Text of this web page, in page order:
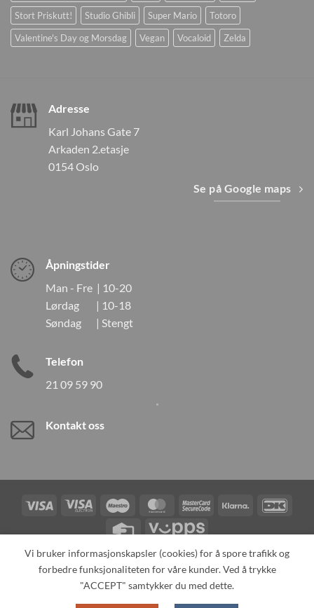
Stort Priskutt!
Studio Ghibli Super Mario
Totoro
Valentine's Day og Morsdag
Vegan Vocaloid Zelda
Adresse
Karl Johans Gate 7
Arkaden 2.etasje
0154 Oslo
Se på Google maps
Åpningstider
Man - Fre | 10-20
Lørdag | 10-18
Søndag | Stengt
Telefon
21 09 59 90
Kontakt oss
Visa
Visa
Electron
Maestro MasterCardMasterCardKlarna
Credit
Vipps
TILBAKEKALLINGER KONTAKT OSS
OM OSS
SPESIALBESTILLING
MIN KONTO ALL PRODUCTS
Copyright 2026 ©Neo Tokyo by Neo Tokyo Norway AS -With Love
Vi bruker informasjonskapsler (cookies) for å spore trafikk og
forbedre funksjonaliteten for våre kunder. Ved å trykke
"ACCEPT" samtykker du med dette.